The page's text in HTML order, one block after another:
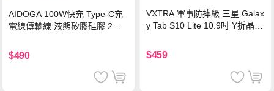
AIDOGA 100W快充 Type-C充
電線傳輸線 液態矽膠硅膠 2M
$490
VXTRA 軍事防摔級 三星 Galax
y Tab S10 Lite 10.9吋 Y折晶透
$459